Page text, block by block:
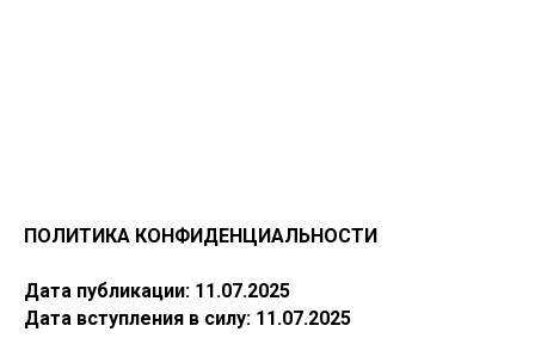
ПОЛИТИКА КОНФИДЕНЦИАЛЬНОСТИ
Дата публикации: 11.07.2025
Дата вступления в силу: 11.07.2025